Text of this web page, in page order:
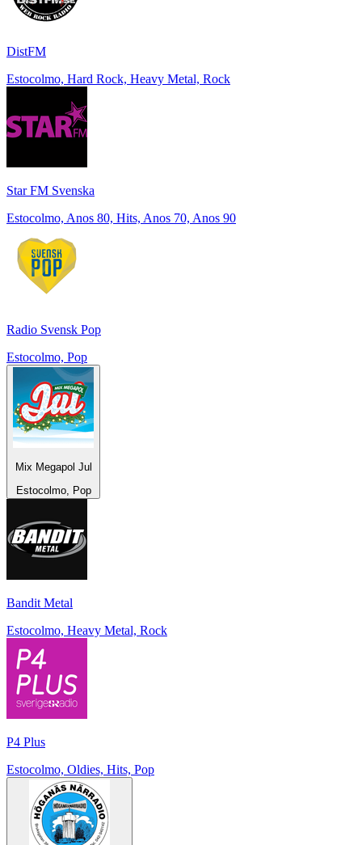
DistFM
Estocolmo, Hard Rock, Heavy Metal, Rock
Star FM Svenska
Estocolmo, Anos 80, Hits, Anos 70, Anos 90
Radio Svensk Pop
Estocolmo, Pop
Mix Megapol Jul
Estocolmo, Pop
Bandit Metal
Estocolmo, Heavy Metal, Rock
P4 Plus
Estocolmo, Oldies, Hits, Pop